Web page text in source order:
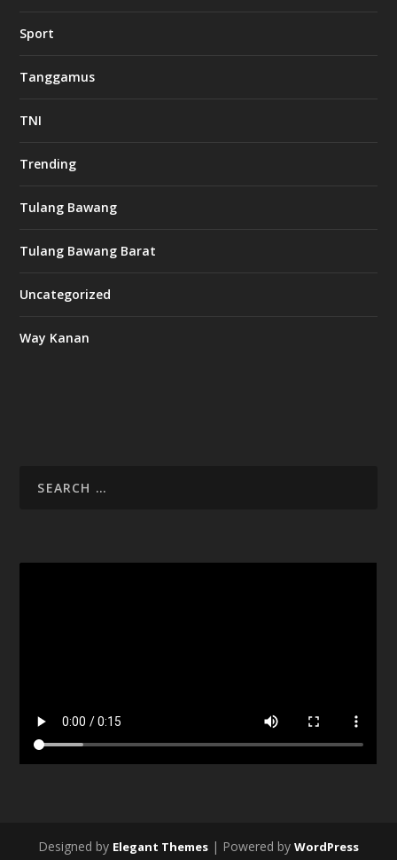
Sport
Tanggamus
TNI
Trending
Tulang Bawang
Tulang Bawang Barat
Uncategorized
Way Kanan
Designed by Elegant Themes | Powered by WordPress